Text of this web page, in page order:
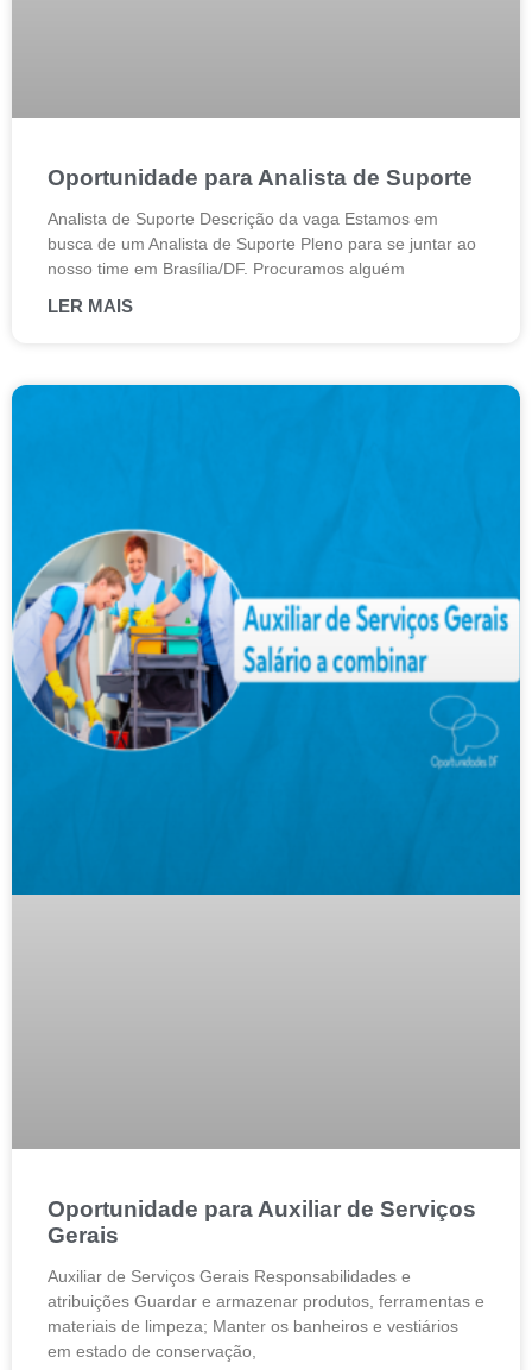
Oportunidade para Analista de Suporte
Analista de Suporte Descrição da vaga Estamos em
busca de um Analista de Suporte Pleno para se juntar ao
nosso time em Brasília/DF. Procuramos alguém
LER MAIS
Oportunidade para Auxiliar de Serviços
Gerais
Auxiliar de Serviços Gerais Responsabilidades e
atribuições Guardar e armazenar produtos, ferramentas e
materiais de limpeza; Manter os banheiros e vestiários
em estado de conservação,